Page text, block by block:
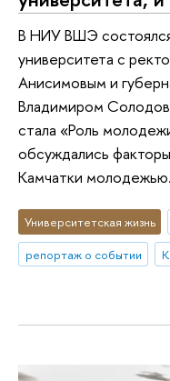
В НИУ ВШЭ
университета с
Анисимовым и
Владимиром
стала «Роль
обсуждались
Камчатки молодежью.
Университетская жизнь
репортаж о событии